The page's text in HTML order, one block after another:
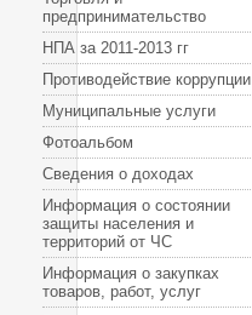
предпринимательство
НПА за 2011-2013 гг
Противодействие коррупции
Муниципальные услуги
Фотоальбом
Сведения о доходах
Информация о состоянии
защиты населения и
территорий от ЧС
Информация о закупках
товаров, работ, услуг